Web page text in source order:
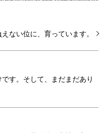
ない位に、育っています。
す。そして、まだまだあり